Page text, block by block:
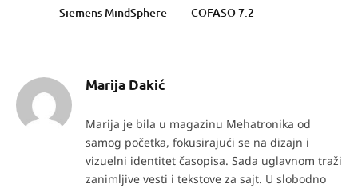
Siemens MindSphere COFASO 7.2
Marija Dakić
Marija je bila u magazinu Mehatronika od
samog početka, fokusirajući se na dizajn i
vizuelni identitet časopisa. Sada uglavnom traži
zanimljive vesti i tekstove za sajt. U slobodno